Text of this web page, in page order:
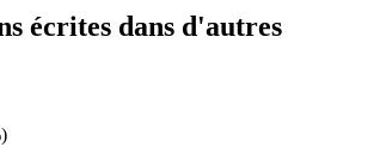
écrites dans d'autres